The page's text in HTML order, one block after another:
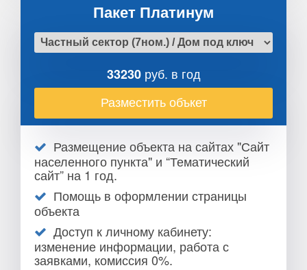
Пакет Платинум
33230руб. в год
Разместить объкет
Размещение объекта на сайтах "Сайт
населенного пункта" и “Тематический
сайт” на 1 год.
Помощь в оформлении страницы
объекта
Доступ к личному кабинету:
изменение информации, работа с
заявками, комиссия 0%.